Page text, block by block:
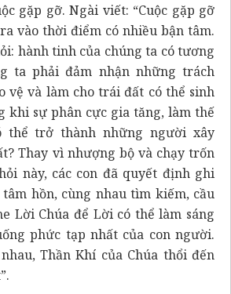
gặp gỡ. Ngài viết: “Cuộc gặp gỡ
vào thời điểm có nhiều bận tâm.
hành tinh của chúng ta có tương
ta phải đảm nhận những trách
vệ và làm cho trái đất có thể sinh
khi sự phân cực gia tăng, làm thế
thể trở thành những người xây
Thay vì nhượng bộ và chạy trốn
này, các con đã quyết định ghi
hồn, cùng nhau tìm kiếm, cầu
Lời Chúa để Lời có thể làm sáng
phức tạp nhất của con người.
Thần Khí của Chúa thổi đến